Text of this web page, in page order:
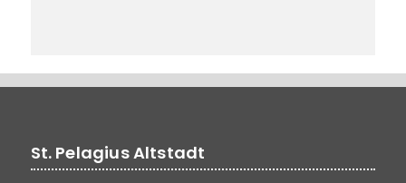
St. Pelagius Altstadt